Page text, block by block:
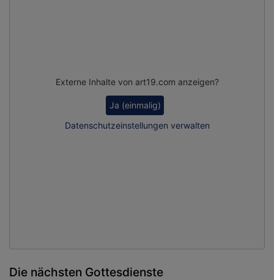
Externe Inhalte von art19.com anzeigen?
Ja (einmalig)
Datenschutzeinstellungen verwalten
Die nächsten Gottesdienste